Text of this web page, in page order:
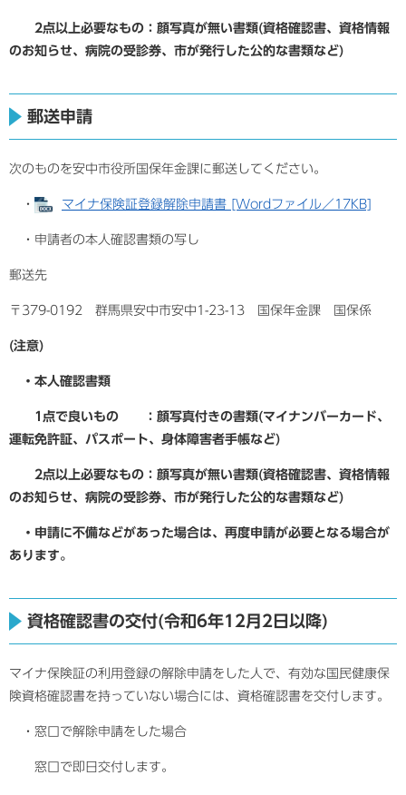
2点以上必要なもの：顔写真が無い書類(資格確認書、資格情報
のお知らせ、病院の受診券、市が発行した公的な書類など)
郵送申請
次のものを安中市役所国保年金課に郵送してください。
・ マイナ保険証登録解除申請書 [Wordファイル／17KB]
・申請者の本人確認書類の写し
郵送先
〒379-0192 群馬県安中市安中1-23-13 国保年金課 国保係
(注意)
・本人確認書類
1点で良いもの ：顔写真付きの書類(マイナンバーカード、
運転免許証、パスポート、身体障害者手帳など)
2点以上必要なもの：顔写真が無い書類(資格確認書、資格情報
のお知らせ、病院の受診券、市が発行した公的な書類など)
​ ・申請に不備などがあった場合は、再度申請が必要となる場合が
あります。
資格確認書の交付(令和6年12月2日以降)
マイナ保険証の利用登録の解除申請をした人で、有効な国民健康保
険資格確認書を持っていない場合には、資格確認書を交付します。
・窓口で解除申請をした場合
窓口で即日交付します。